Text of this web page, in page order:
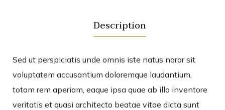
Description
Sed ut perspiciatis unde omnis iste natus naror sit
voluptatem accusantium doloremque laudantium,
totam rem aperiam, eaque ipsa quae ab illo inventore
veritatis et quasi architecto beatae vitae dicta sunt